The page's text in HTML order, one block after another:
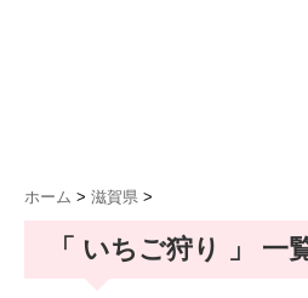
ホーム > 滋賀県 >
「 いちご狩り 」 一